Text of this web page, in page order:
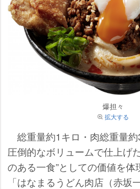
爆担々
拡大する
総重量約1キロ・肉総重量約
圧倒的なボリュームで仕上げ
のある一食”としての価値を体
「はなまるうどん肉店（赤坂